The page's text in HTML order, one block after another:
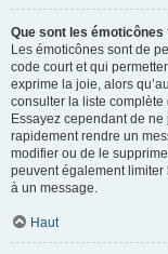
Que sont les émoticônes
Les émoticônes sont de
code court et qui
exprime la joie, alors
consulter la liste
Essayez cependant de
rapidement rendre un
modifier ou de le
peuvent également limiter
à un message.
Haut